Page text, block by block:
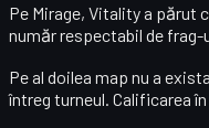
Pe Mirage, Vitality a părut
număr respectabil de frag-
Pe al doilea map nu a
întreg turneul. Calificarea